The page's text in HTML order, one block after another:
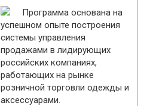
Программа основана на
успешном опыте построения
системы управления
продажами в лидирующих
российских компаниях,
работающих на рынке
розничной торговли одежды и
аксессуарами.